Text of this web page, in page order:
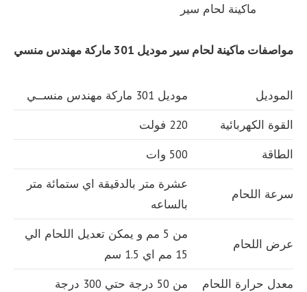
ماكينة لحام سير
مواصفات ماكينة لحام سير موديل 301 ماركة مهندس منسي
الموديل
موديل 301 ماركة مهندس منســي
القوة الكهربائية
220 فولت
الطاقة
500 وات
سرعة اللحام
عشرة متر بالدقيقة اي ستمائة متر
بالساعه
عرض اللحام
من 5 مم و يمكن تعديل اللحام الي
15 مم اي 1.5 سم
معدل حرارة اللحام
من 50 درجة حتي 300 درجة